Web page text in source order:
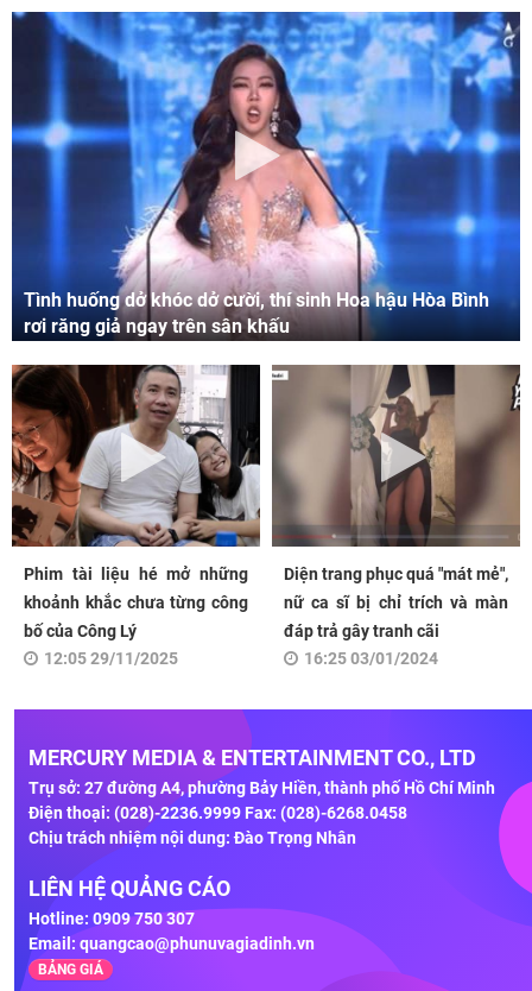
Tình huống dở khóc dở cười, thí sinh Hoa hậu Hòa Bình
rơi răng giả ngay trên sân khấu
Phim tài liệu hé mở những
khoảnh khắc chưa từng công
bố của Công Lý
12:05 29/11/2025
Diện trang phục quá "mát mẻ",
nữ ca sĩ bị chỉ trích và màn
đáp trả gây tranh cãi
16:25 03/01/2024
MERCURY MEDIA & ENTERTAINMENT CO., LTD
Trụ sở: 27 đường A4, phường Bảy Hiền, thành phố Hồ Chí Minh
Điện thoại: (028)-2236.9999 Fax: (028)-6268.0458
Chịu trách nhiệm nội dung: Đào Trọng Nhân
LIÊN HỆ QUẢNG CÁO
Hotline: 0909 750 307
Email: quangcao@phunuvagiadinh.vn
BẢNG GIÁ